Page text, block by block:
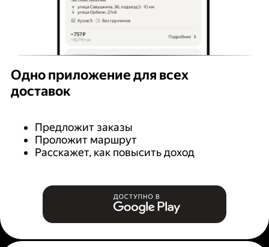
Одно приложение для всех
доставок
Предложит заказы
Проложит маршрут
Расскажет, как повысить доход